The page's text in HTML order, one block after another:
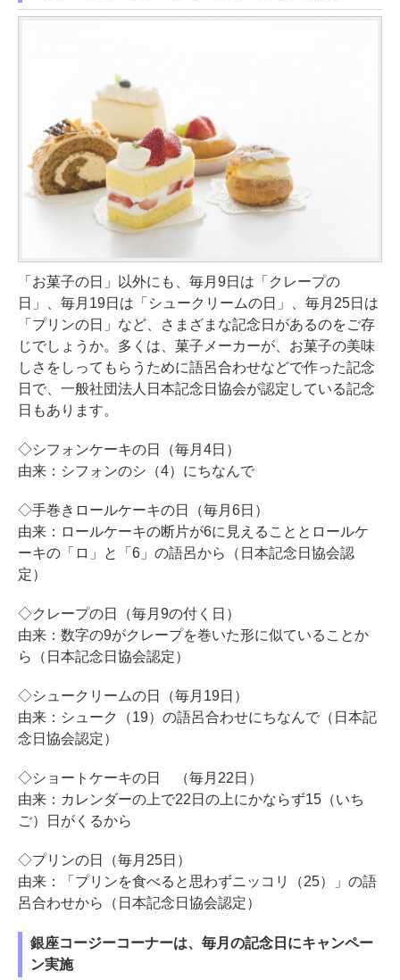
「お菓子の日」以外にも、毎月9日は「クレープの
日」、毎月19日は「シュークリームの日」、毎月25日は
「プリンの日」など、さまざまな記念日があるのをご存
じでしょうか。多くは、菓子メーカーが、お菓子の美味
しさをしってもらうために語呂合わせなどで作った記念
日で、一般社団法人日本記念日協会が認定している記念
日もあります。
◇シフォンケーキの日（毎月4日）
由来：シフォンのシ（4）にちなんで
◇手巻きロールケーキの日（毎月6日）
由来：ロールケーキの断片が6に見えることとロールケ
ーキの「ロ」と「6」の語呂から（日本記念日協会認
定）
◇クレープの日（毎月9の付く日）
由来：数字の9がクレープを巻いた形に似ていることか
ら（日本記念日協会認定）
◇シュークリームの日（毎月19日）
由来：シューク（19）の語呂合わせにちなんで（日本記
念日協会認定）
◇ショートケーキの日 （毎月22日）
由来：カレンダーの上で22日の上にかならず15（いち
ご）日がくるから
◇プリンの日（毎月25日）
由来：「プリンを食べると思わずニッコリ（25）」の語
呂合わせから（日本記念日協会認定）
銀座コージーコーナーは、毎月の記念日にキャンペー
ン実施